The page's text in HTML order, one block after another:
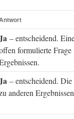
– entscheidend.
formulierte
– entscheidend.
anderen